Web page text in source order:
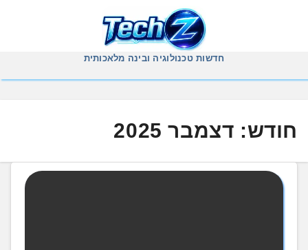
חדשות טכנולוגיה ובינה מלאכותית
חודש: דצמבר 2025